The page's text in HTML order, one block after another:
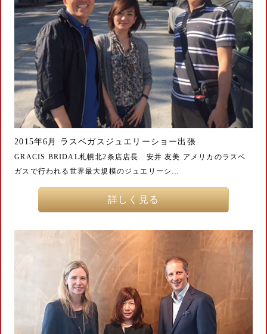
2015年6月 ラスベガスジュエリーショー出張
GRACIS BRIDAL札幌北2条店店長 安井 友美 アメリカのラスベ
ガスで行われる世界最大規模のジュエリーシ…
詳しく見る